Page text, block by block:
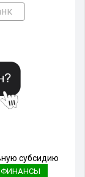
ФИНАНСЫ